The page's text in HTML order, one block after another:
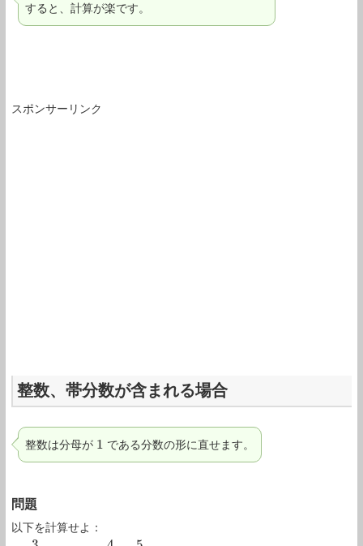
すると、計算が楽です。
スポンサーリンク
整数、帯分数が含まれる場合
整数は分母が 1
1 である分数の形に直せます。
問題
以下を計算せよ：